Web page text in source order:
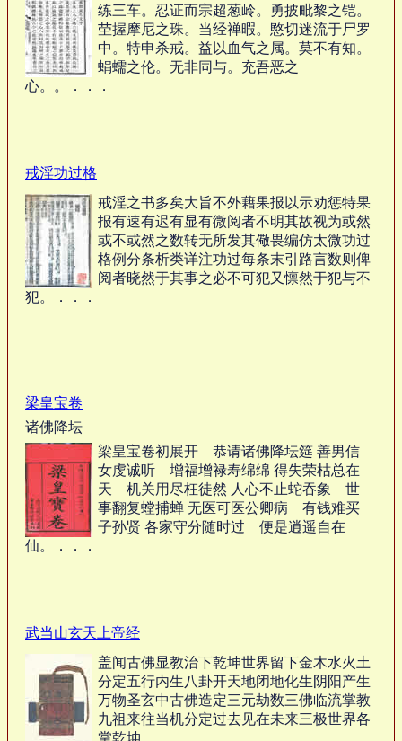
练三车。忍证而宗超葱岭。勇披毗黎之铠。
茔握摩尼之珠。当经禅暇。愍切迷流于尸罗
中。特申杀戒。益以血气之属。莫不有知。
蜎蠕之伦。无非同与。充吾恶之
心。。．．．
戒淫功过格
戒淫之书多矣大旨不外藉果报以示劝惩特果
报有速有迟有显有微阅者不明其故视为或然
或不或然之数转无所发其儆畏编仿太微功过
格例分条析类详注功过每条末引路言数则俾
阅者晓然于其事之必不可犯又懔然于犯与不
犯。．．．
梁皇宝卷
诸佛降坛
梁皇宝卷初展开 恭请诸佛降坛筵 善男信
女虔诚听 增福增禄寿绵绵 得失荣枯总在
天 机关用尽枉徒然 人心不止蛇吞象 世
事翻复螳捕蝉 无医可医公卿病 有钱难买
子孙贤 各家守分随时过 便是逍遥自在
仙。．．．
武当山玄天上帝经
盖闻古佛显教治下乾坤世界留下金木水火土
分定五行内生八卦开天地闭地化生阴阳产生
万物圣玄中古佛造定三元劫数三佛临流掌教
九祖来往当机分定过去见在未来三极世界各
掌乾坤。．．．